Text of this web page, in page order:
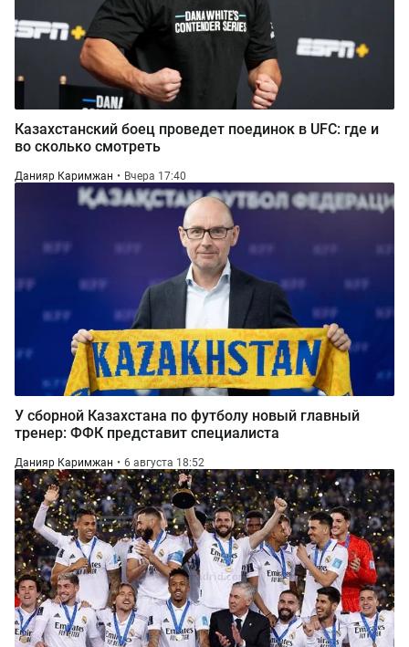
Казахстанский боец проведет поединок в UFC: где и
во сколько смотреть
Данияр Каримжан Вчера 17:40
У сборной Казахстана по футболу новый главный
тренер: ФФК представит специалиста
Данияр Каримжан 6 августа 18:52